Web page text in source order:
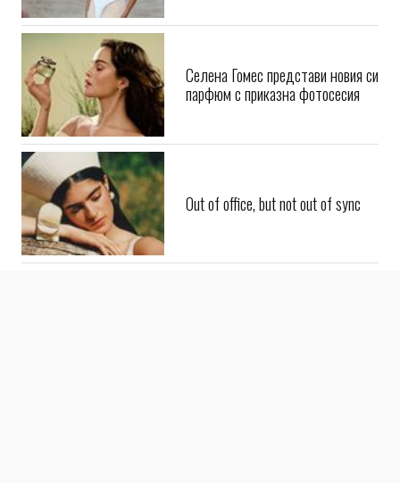
Селена Гомес представи новия си
парфюм с приказна фотосесия
Out of office, but not out of sync